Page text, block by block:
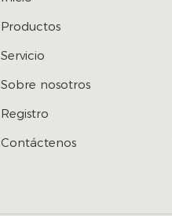
Productos
Servicio
Sobre nosotros
Registro
Contáctenos